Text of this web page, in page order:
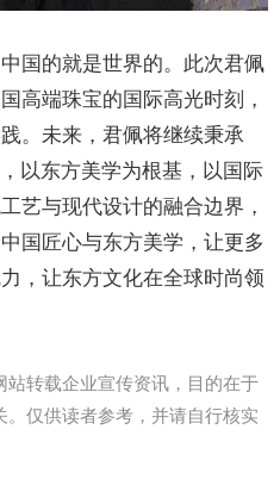
国的就是世界的。此次君佩
高端珠宝的国际高光时刻，
。未来，君佩将继续秉承
以东方美学为根基，以国际
艺与现代设计的融合边界，
国匠心与东方美学，让更多
，让东方文化在全球时尚领
站转载企业宣传资讯，目的在于
仅供读者参考，并请自行核实